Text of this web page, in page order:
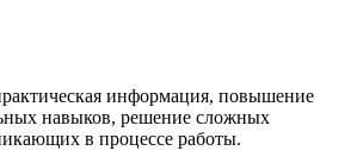
информация, повышение
навыков, решение сложных
в процессе работы.